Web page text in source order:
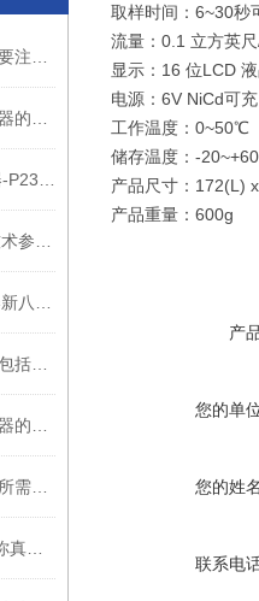
取样时间：6~30秒
流量：0.1 立方英
显示：16 位LCD
电源：6V NiCd可
工作温度：0~50℃
储存温度：-
产品尺寸：172(L)
产品重量：600g
产
您的单
您的姓
联系电